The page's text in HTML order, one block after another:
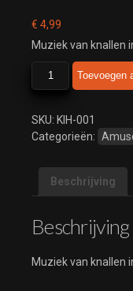
€ 4,99
Muziek van knallen
knallen
in
rtl
aantal
Toevoegen
SKU: KIH-001
Categorieën:
Beschrijving
Beschrijving
Muziek van knallen